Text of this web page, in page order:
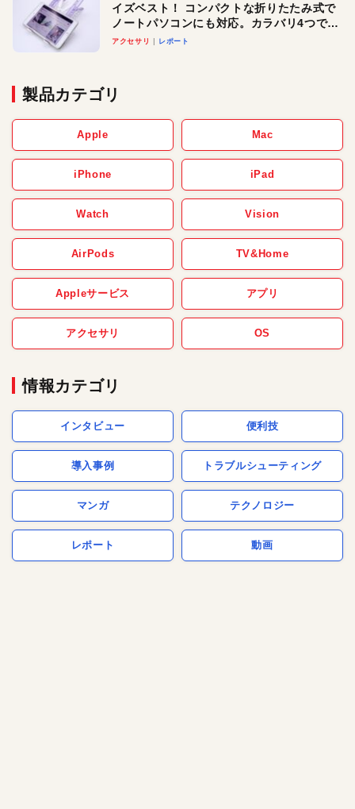
イズベスト！ コンパクトな折りたたみ式で
ノートパソコンにも対応。カラバリ4つで選
べる楽しさも
アクセサリ レポート
製品カテゴリ
Apple Mac
iPhone iPad
Watch Vision
AirPods TV&Home
Appleサービス アプリ
アクセサリ OS
情報カテゴリ
インタビュー 便利技
導入事例 トラブルシューティング
マンガ テクノロジー
レポート 動画